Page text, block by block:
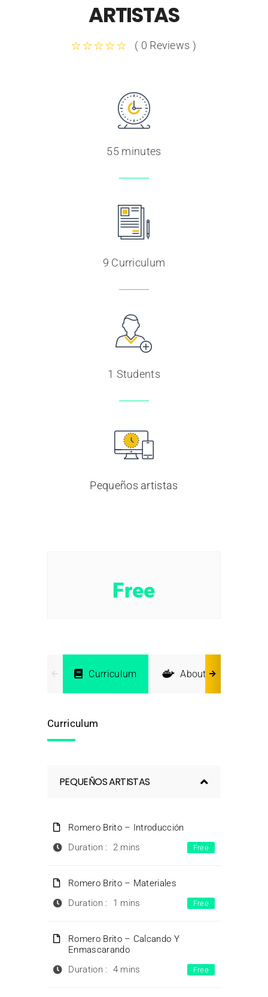
ARTISTAS
( 0 Reviews )
55 minutes
9 Curriculum
1 Students
Pequeños artistas
Free
Curriculum About
Curriculum
PEQUEÑOS ARTISTAS
Romero Brito – Introducción
Free
Duration : 2 mins
Romero Brito – Materiales
Free
Duration : 1 mins
Romero Brito – Calcando Y
Enmascarando
Free
Duration : 4 mins